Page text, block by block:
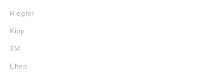
Riegler
Kipp
3M
Elten